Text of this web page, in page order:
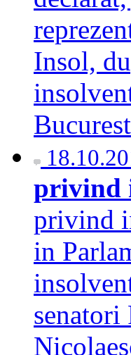
Insol,
privind
privind
in
senatori